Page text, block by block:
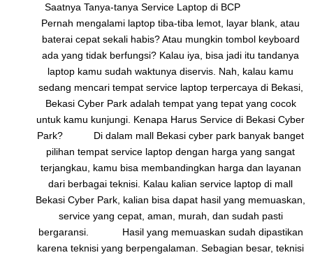
Saatnya Tanya-tanya Service Laptop di BCP
Pernah mengalami laptop tiba-tiba lemot, layar blank, atau
baterai cepat sekali habis? Atau mungkin tombol keyboard
ada yang tidak berfungsi? Kalau iya, bisa jadi itu tandanya
laptop kamu sudah waktunya diservis. Nah, kalau kamu
sedang mencari tempat service laptop terpercaya di Bekasi,
Bekasi Cyber Park adalah tempat yang tepat yang cocok
untuk kamu kunjungi. Kenapa Harus Service di Bekasi Cyber
Park? Di dalam mall Bekasi cyber park banyak banget
pilihan tempat service laptop dengan harga yang sangat
terjangkau, kamu bisa membandingkan harga dan layanan
dari berbagai teknisi. Kalau kalian service laptop di mall
Bekasi Cyber Park, kalian bisa dapat hasil yang memuaskan,
service yang cepat, aman, murah, dan sudah pasti
bergaransi. Hasil yang memuaskan sudah dipastikan
karena teknisi yang berpengalaman. Sebagian besar, teknisi